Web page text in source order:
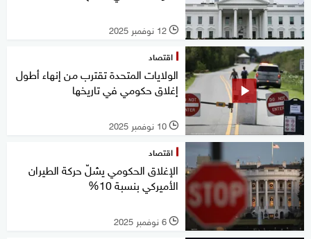
l 12 نوفمبر 2025
اقتصاد
الولايات المتحدة تقترب من إنهاء أطول
إغلاق حكومي في تاريخها
l 10 نوفمبر 2025
اقتصاد
الإغلاق الحكومي يشلّ حركة الطيران
الأميركي بنسبة 10%
l 6 نوفمبر 2025